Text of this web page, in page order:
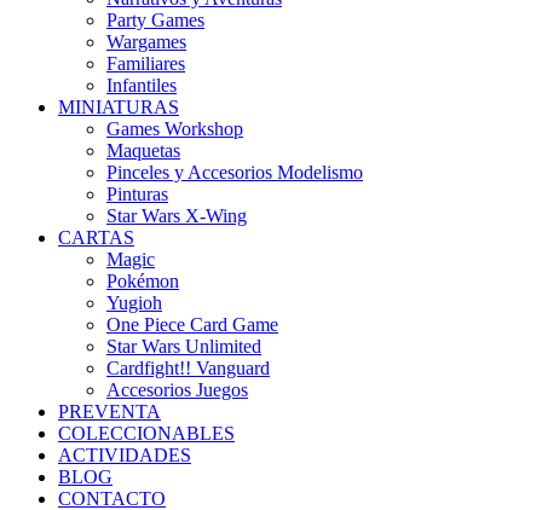
Party Games
Wargames
Familiares
Infantiles
MINIATURAS
Games Workshop
Maquetas
Pinceles y Accesorios Modelismo
Pinturas
Star Wars X-Wing
CARTAS
Magic
Pokémon
Yugioh
One Piece Card Game
Star Wars Unlimited
Cardfight!! Vanguard
Accesorios Juegos
PREVENTA
COLECCIONABLES
ACTIVIDADES
BLOG
CONTACTO